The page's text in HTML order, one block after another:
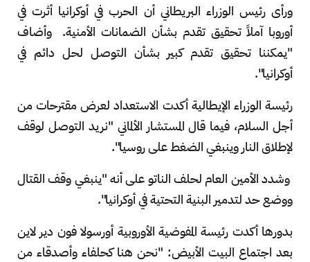
ورأى رئيس الوزراء البريطاني أن الحرب في أوكرانيا أثرت في
أوروبا آملاً تحقيق تقدم بشأن الضمانات الأمنية.
وأضاف
"يمكننا تحقيق تقدم كبير بشأن التوصل لحل دائم في
أوكرانيا".
رئيسة الوزراء الإيطالية أكدت الاستعداد لعرض مقترحات من
أجل السلام، فيما قال المستشار الألماني "نريد التوصل لوقف
لإطلاق النار وينبغي الضغط على روسيا".
وشدد الأمين العام لحلف الناتو على أنه "ينبغي وقف القتال
ووضع حد لتدمير البنية التحتية في أوكرانيا".
بدورها أكدت رئيسة المفوضية الأوروبية أورسولا فون دير لاين
بعد اجتماع البيت الأبيض: "نحن هنا كحلفاء وأصدقاء من